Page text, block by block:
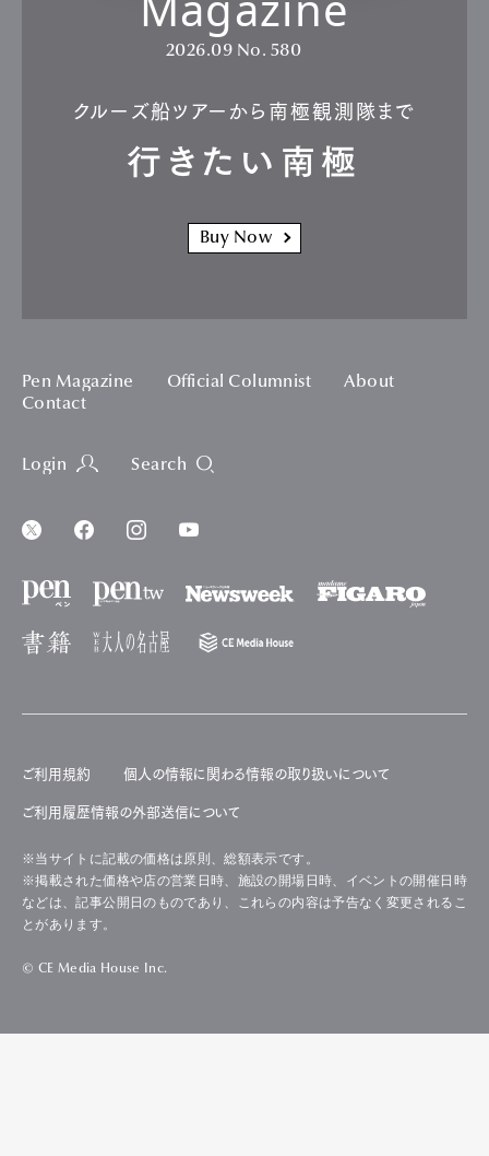
2026.09 No. 580
クルーズ船ツアーから南極観測隊まで
行きたい南極
Buy Now
Pen Magazine Official Columnist
About
Contact
Login Search
ご利用規約 個人の情報に関わる情報の取り扱いについて
ご利用履歴情報の外部送信について
※当サイトに記載の価格は原則、総額表示です。
※掲載された価格や店の営業日時、施設の開場日時、イベントの開催日時
などは、記事公開日のものであり、これらの内容は予告なく変更されるこ
とがあります。
© CE Media House Inc.